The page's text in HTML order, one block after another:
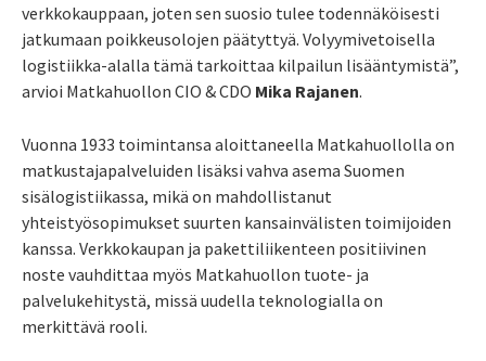
verkkokauppaan, joten sen suosio tulee todennäköisesti
jatkumaan poikkeusolojen päätyttyä. Volyymivetoisella
logistiikka-alalla tämä tarkoittaa kilpailun lisääntymistä”,
arvioi Matkahuollon CIO & CDO Mika Rajanen.
Vuonna 1933 toimintansa aloittaneella Matkahuollolla on
matkustajapalveluiden lisäksi vahva asema Suomen
sisälogistiikassa, mikä on mahdollistanut
yhteistyösopimukset suurten kansainvälisten toimijoiden
kanssa. Verkkokaupan ja pakettiliikenteen positiivinen
noste vauhdittaa myös Matkahuollon tuote- ja
palvelukehitystä, missä uudella teknologialla on
merkittävä rooli.